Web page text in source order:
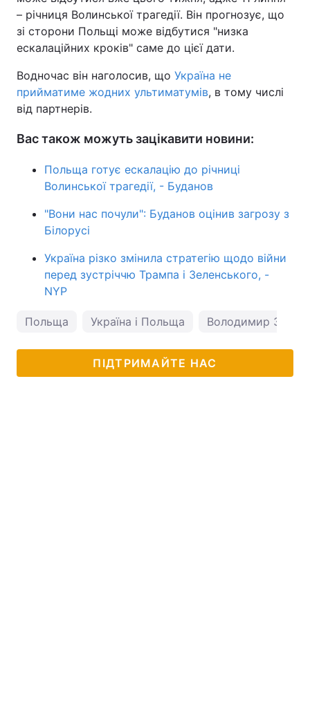
– річниця Волинської трагедії. Він прогнозує, що
зі сторони Польщі може відбутися "низка
ескалаційних кроків" саме до цієї дати.
Водночас він наголосив, що Україна не
прийматиме жодних ультиматумів, в тому числі
від партнерів.
Вас також можуть зацікавити новини:
Польща готує ескалацію до річниці
Волинської трагедії, - Буданов
"Вони нас почули": Буданов оцінив загрозу з
Білорусі
Україна різко змінила стратегію щодо війни
перед зустріччю Трампа і Зеленського, -
NYP
Польща Україна і Польща Володимир
ПІДТРИМАЙТЕ НАС